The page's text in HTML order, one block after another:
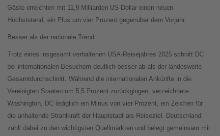
Gäste erreichten mit 11,9 Milliarden US-Dollar einen neuen
Höchststand, ein Plus um vier Prozent gegenüber dem Vorjahr.
Besser als der nationale Trend
Trotz eines insgesamt verhaltenen USA-Reisejahres 2025 schnitt DC
bei internationalen Besuchern deutlich besser ab als der landesweite
Gesamtdurchschnitt. Während die internationalen Ankünfte in die
Vereinigten Staaten um 5,5 Prozent zurückgingen, verzeichnete
Washington, DC lediglich ein Minus von vier Prozent, ein Zeichen für
die anhaltende Strahlkraft der Hauptstadt als Reiseziel. Deutschland
zählt dabei zu den wichtigsten Quellmärkten und belegt gemeinsam mit